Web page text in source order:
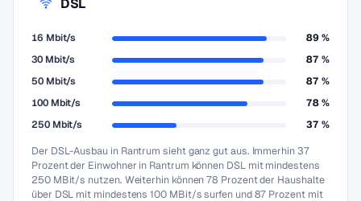
16 Mbit/s
89 %
30 Mbit/s
87 %
50 Mbit/s
87 %
100 Mbit/s
78 %
250 Mbit/s
37 %
Der DSL-Ausbau in Rantrum sieht ganz gut aus. Immerhin 37
Prozent der Einwohner in Rantrum können DSL mit mindestens
250 MBit/s nutzen. Weiterhin können 78 Prozent der Haushalte
über DSL mit mindestens 100 MBit/s surfen und 87 Prozent mit